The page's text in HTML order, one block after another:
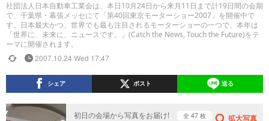
社団法人日本自動車工業会は、本日10月24日から来月11日まで計19日間の会期
で、千葉県・幕張メッセにて「第40回東京モーターショー2007」を開催中で
す。日本最大かつ、世界でも最も注目されるモーターショーの一つで、本年は
「世界に、未来に、ニュースです。」(Catch the News, Touch the Future)をテ
ーマに開催されます。
2007.10.24 Wed 17:47
シェア ポスト 送る
初日の会場から写真をお届け! 全 47 枚 拡大写真